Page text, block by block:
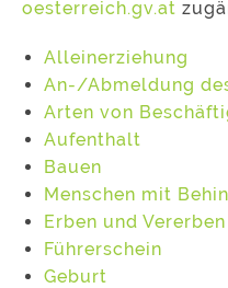
oesterreich.gv.at
Alleinerziehung
An-/Abmeldung
Arten von
Aufenthalt
Bauen
Menschen mit
Erben und Vererben
Führerschein
Geburt